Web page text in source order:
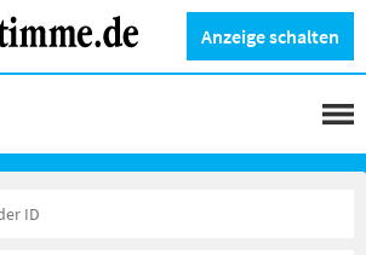
Anzeige schalten